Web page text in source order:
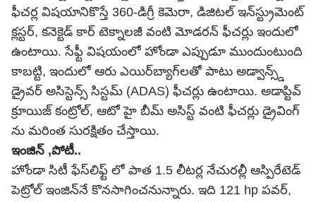
ఫీచర్ల విషయానికొస్తే 360-డిగ్రీ కెమెరా, డిజిటల్ ఇన్‌స్ట్రుమెంట్
క్లస్టర్, కనెక్టెడ్ కార్ టెక్నాలజీ వంటి మోడరన్ ఫీచర్లు ఇందులో
ఉంటాయి. సేఫ్టీ విషయంలో హోండా ఎప్పుడూ ముందుంటుంది
కాబట్టి, ఇందులో ఆరు ఎయిర్‌బ్యాగ్‌లతో పాటు అడ్వాన్స్డ్
డ్రైవర్ అసిస్టెన్స్ సిస్టమ్ (ADAS) ఫీచర్లు ఉంటాయి. అడాప్టివ్
క్రూయిజ్ కంట్రోల్, ఆటో హై బీమ్ అసిస్ట్ వంటి ఫీచర్లు డ్రైవింగ్
ను మరింత సురక్షితం చేస్తాయి.
ఇంజిన్ ,పోటీ..
హోండా సిటీ ఫేస్‌లిఫ్ట్ లో పాత 1.5 లీటర్ల నేచురల్లీ ఆస్పిరేటెడ్
పెట్రోల్ ఇంజిన్‌నే కొనసాగించనున్నారు. ఇది 121 hp పవర్,